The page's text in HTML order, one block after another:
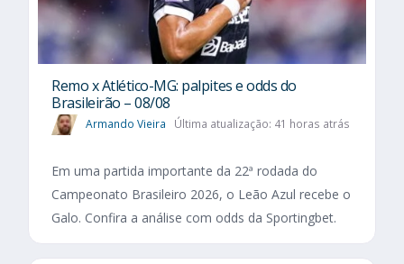
Remo x Atlético-MG: palpites e odds do
Brasileirão – 08/08
Armando Vieira Última atualização: 41 horas atrás
Em uma partida importante da 22ª rodada do
Campeonato Brasileiro 2026, o Leão Azul recebe o
Galo. Confira a análise com odds da Sportingbet.